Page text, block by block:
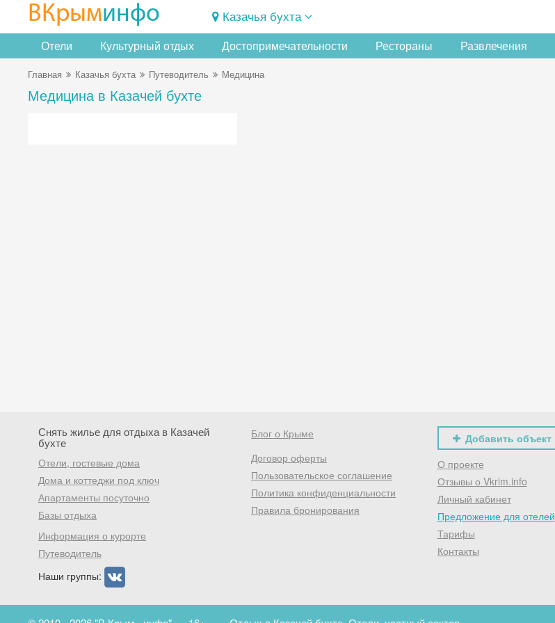
ВКрыминфо Казачья бухта
Отели Культурный отдых Достопримечательности Рестораны Развлечения
Главная Казачья бухта Путеводитель Медицина
Медицина в Казачей бухте
Снять жилье для отдыха в Казачей
бухте
Отели, гостевые дома
Дома и коттеджи под ключ
Апартаменты посуточно
Базы отдыха
Информация о курорте
Путеводитель
Наши группы:
Блог о Крыме
Договор оферты
Пользовательское соглашение
Политика конфиденциальности
Правила бронирования
Добавить объект
О проекте
Отзывы о Vkrim.info
Личный кабинет
Предложение для отелей
Тарифы
Контакты